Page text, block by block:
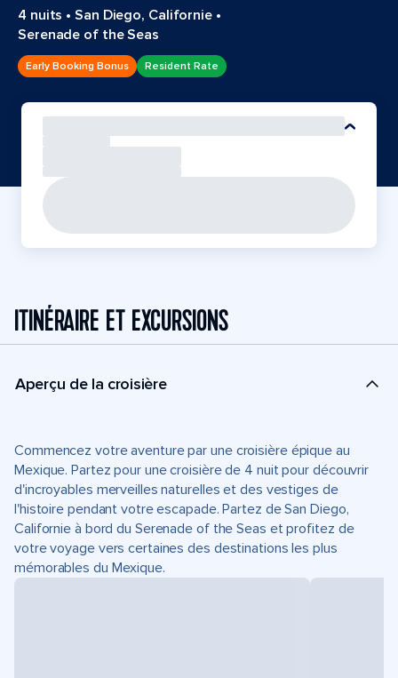
4 nuits •San Diego, Californie•
Serenade of the Seas
Early Booking Bonus Resident Rate
ITINÉRAIRE ET EXCURSIONS
Aperçu de la croisière
Commencez votre aventure par une croisière épique au
Mexique. Partez pour une croisière de 4 nuit pour découvrir
d'incroyables merveilles naturelles et des vestiges de
l'histoire pendant votre escapade. Partez de San Diego,
Californie à bord du Serenade of the Seas et profitez de
votre voyage vers certaines des destinations les plus
mémorables du Mexique.